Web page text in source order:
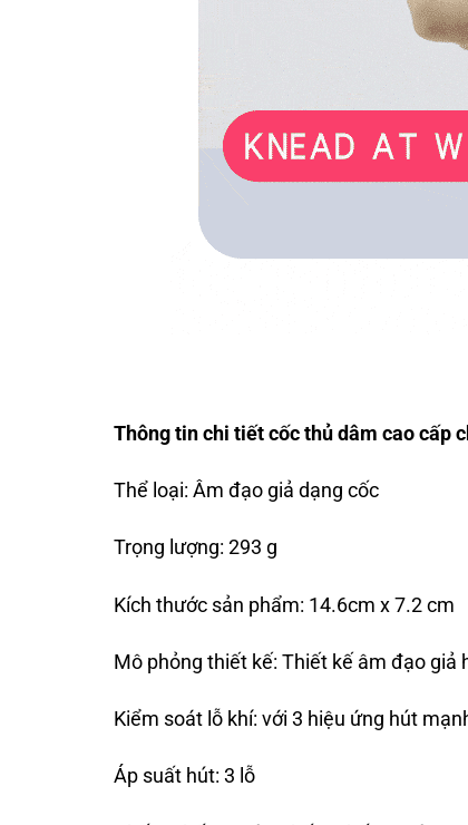
Thông tin chi tiết cốc thủ dâm cao cấp
Thể loại: Âm đạo giả dạng cốc
Trọng lượng: 293 g
Kích thước sản phẩm: 14.6cm x 7.2 cm
Mô phỏng thiết kế: Thiết kế âm đạo giả
Kiểm soát lỗ khí: với 3 hiệu ứng hút
Áp suất hút: 3 lỗ